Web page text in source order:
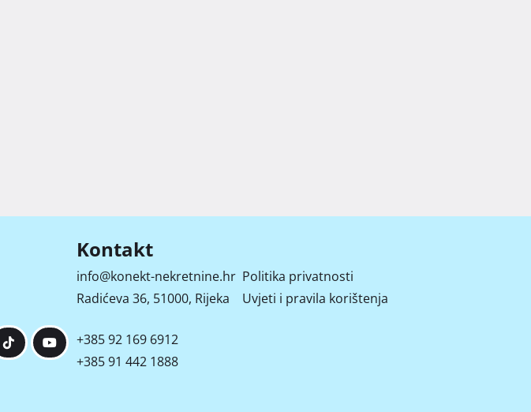
Kontakt
info@konekt-nekretnine.hr
Radićeva 36, 51000, Rijeka
+385 92 169 6912
+385 91 442 1888
Politika privatnosti
Uvjeti i pravila korištenja